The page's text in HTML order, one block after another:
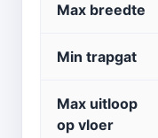
Max breedte
Min trapgat
Max uitloop
op vloer